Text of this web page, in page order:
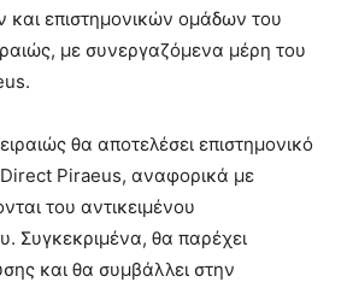
και επιστημονικών ομάδων του
με συνεργαζόμενα μέρη του
θα αποτελέσει επιστημονικό
Piraeus, αναφορικά με
του αντικειμένου
Συγκεκριμένα, θα παρέχει
και θα συμβάλλει στην